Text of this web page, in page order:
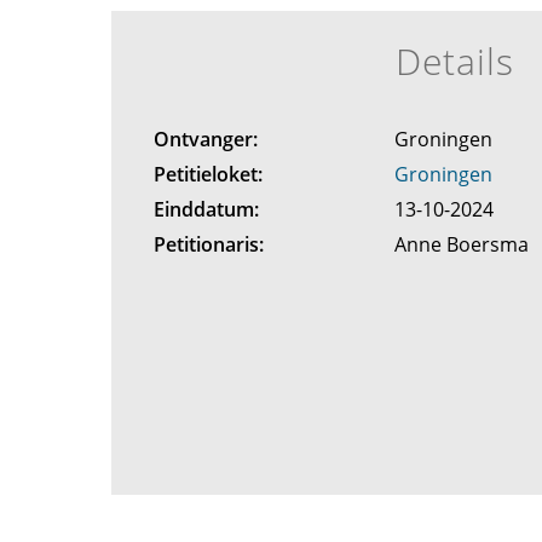
Details
Ontvanger:
Groningen
Petitieloket:
Groningen
Einddatum:
13-10-2024
Petitionaris:
Anne Boersma